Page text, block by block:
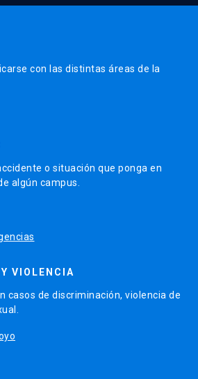
con las distintas áreas de la
o situación que ponga en
algún campus.
VIOLENCIA
casos de discriminación, violencia de